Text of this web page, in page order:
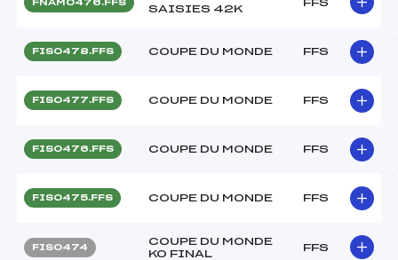
FNAM0476.FFS
SAISIES 42K
FFS
FIS0478.FFS COUPE DU MONDE FFS
FIS0477.FFS COUPE DU MONDE FFS
FIS0476.FFS COUPE DU MONDE FFS
FIS0475.FFS COUPE DU MONDE FFS
FIS0474
COUPE DU MONDE
KO FINAL
FFS